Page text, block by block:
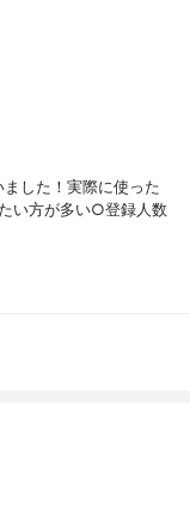
した！実際に使った
い方が多い○登録人数